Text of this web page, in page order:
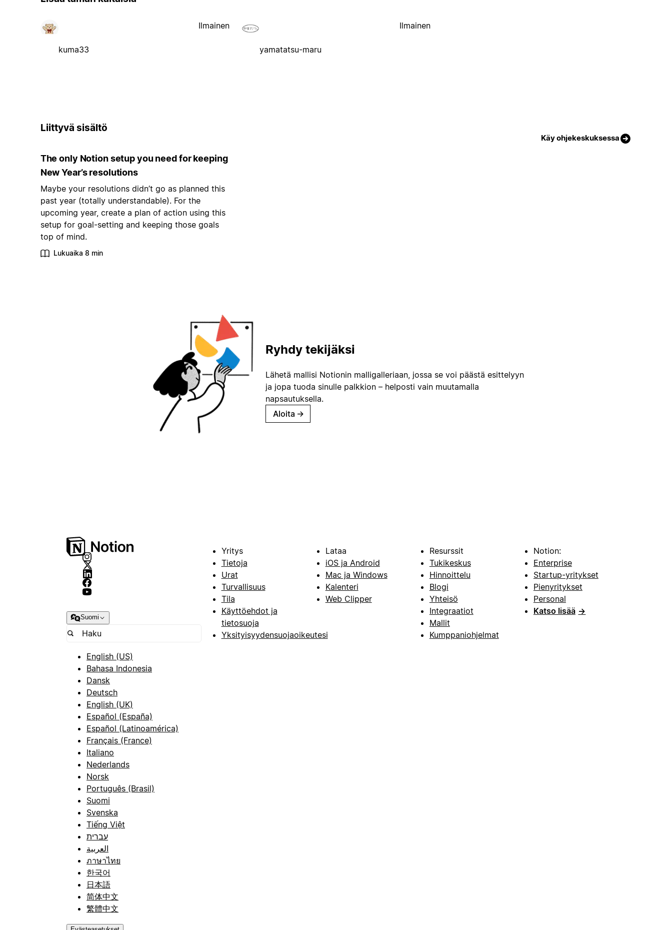
kuma33
Ilmainen
yamatatsu-maru
Ilmainen
Liittyvä sisältö
Käy ohjekeskuksessa
The only Notion setup you need for keeping
New Year’s resolutions
Maybe your resolutions didn’t go as planned this
past year (totally understandable). For the
upcoming year, create a plan of action using this
setup for goal-setting and keeping those goals
top of mind.
Lukuaika 8 min
Ryhdy tekijäksi
Lähetä mallisi Notionin malligalleriaan, jossa se voi päästä esittelyyn
ja jopa tuoda sinulle palkkion – helposti vain muutamalla
napsautuksella.
Aloita →
Suomi
English (US)
Bahasa Indonesia
Dansk
Deutsch
English (UK)
Español (España)
Español (Latinoamérica)
Français (France)
Italiano
Nederlands
Norsk
Português (Brasil)
Suomi
Svenska
Tiếng Việt
עברית
العربية
ภาษาไทย
한국어
日本語
简体中文
繁體中文
Yritys
Tietoja
Urat
Turvallisuus
Tila
Käyttöehdot ja
tietosuoja
Yksityisyydensuojaoikeutesi
Lataa
iOS ja Android
Mac ja Windows
Kalenteri
Web Clipper
Resurssit
Tukikeskus
Hinnoittelu
Blogi
Yhteisö
Integraatiot
Mallit
Kumppaniohjelmat
Notion:
Enterprise
Startup-yritykset
Pienyritykset
Personal
Katso lisää →